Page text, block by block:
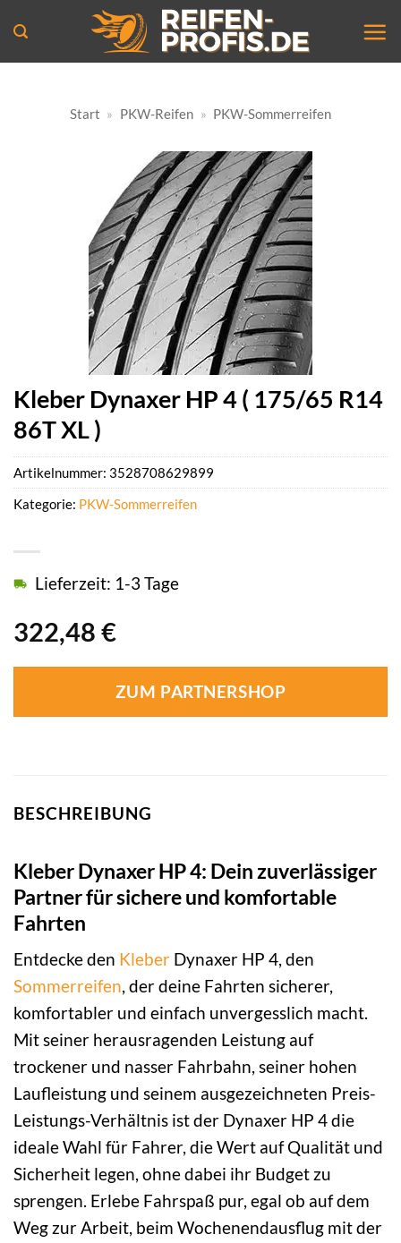
Inhalt
springen
Start » PKW-Reifen » PKW-Sommerreifen
Kleber Dynaxer HP 4 ( 175/65 R14
86T XL )
322,48 €
Lieferzeit: 1-3 Tage
ZUM PARTNERSHOP
Artikelnummer: 3528708629899
Kategorie: PKW-Sommerreifen
BESCHREIBUNG
Kleber Dynaxer HP 4: Dein zuverlässiger
Partner für sichere und komfortable
Fahrten
Entdecke den Kleber Dynaxer HP 4, den
Sommerreifen, der deine Fahrten sicherer,
komfortabler und einfach unvergesslich macht.
Mit seiner herausragenden Leistung auf
trockener und nasser Fahrbahn, seiner hohen
Laufleistung und seinem ausgezeichneten Preis-
Leistungs-Verhältnis ist der Dynaxer HP 4 die
ideale Wahl für Fahrer, die Wert auf Qualität und
Sicherheit legen, ohne dabei ihr Budget zu
sprengen. Erlebe Fahrspaß pur, egal ob auf dem
Weg zur Arbeit, beim Wochenendausflug mit der